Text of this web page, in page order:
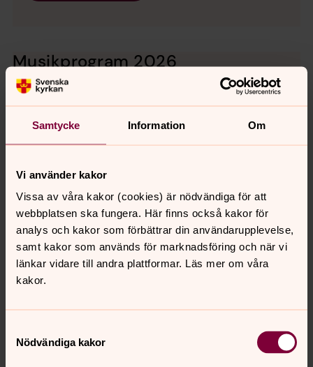
Samtycke Information Om
Vi använder kakor
Vissa av våra kakor (cookies) är nödvändiga för att
webbplatsen ska fungera. Här finns också kakor för
analys och kakor som förbättrar din användarupplevelse,
samt kakor som används för marknadsföring och när vi
länkar vidare till andra plattformar. Läs mer om våra
kakor.
Nödvändiga kakor
Musikprogram 2026
Vi bjuder på ett brett utbud av musikevenemang med
hög konstnärlig kvalitet. Nedan ser ni vårt konsertutbud
Välkommen att bli medlem i Svenska kyrkan. Här finns
alltid en plats för dig! Här hittar du blanketter för
medlemskap i Svenska kyrkan för vuxna och barn.
Träffpunkter
Till våra verksamheter och träffpunkter är alla välkomna,
oavsett livsåskådning. Vi finns här för dig, i våra kyrkor